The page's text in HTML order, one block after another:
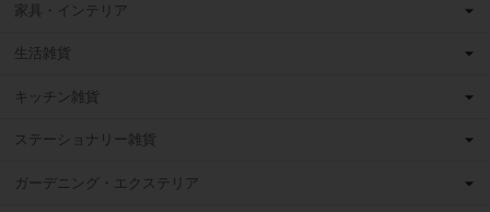
家具・インテリア
生活雑貨
キッチン雑貨
ステーショナリー雑貨
ガーデニング・エクステリア